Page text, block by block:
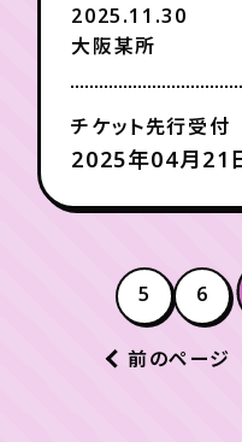
2025.11.30
大阪某所
チケット先行受付
2025年04月21
前のページ
5 6